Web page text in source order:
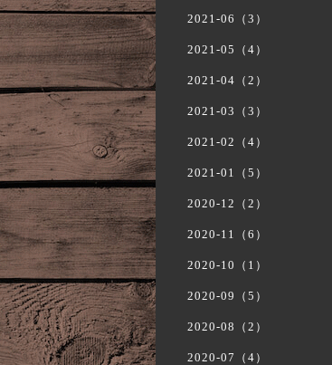
2021-06（3）
2021-05（4）
2021-04（2）
2021-03（3）
2021-02（4）
2021-01（5）
2020-12（2）
2020-11（6）
2020-10（1）
2020-09（5）
2020-08（2）
2020-07（4）